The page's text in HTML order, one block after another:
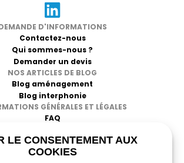
D'INFORMATIONS
Contactez-nous
Qui sommes-nous ?
Demander un devis
NOS ARTICLES DE BLOG
Blog aménagement
Blog interphonie
GÉNÉRALES ET LÉGALES
FAQ
Mentions légales
Politique de confidentialité
LE CONSENTEMENT AUX
COOKIES